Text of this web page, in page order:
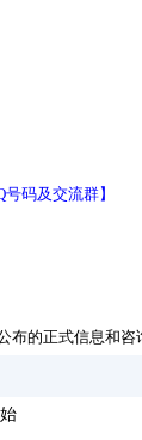
码及交流群】
布的正式信息和咨